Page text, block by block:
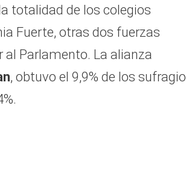
totalidad de los colegios
Fuerte, otras dos fuerzas
al Parlamento. La alianza
, obtuvo el 9,9% de los